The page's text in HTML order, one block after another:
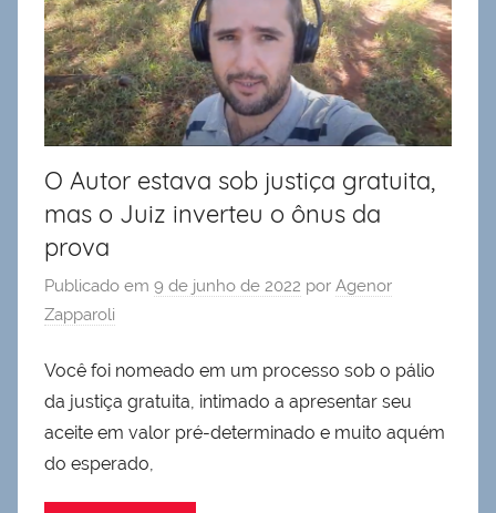
O Autor estava sob justiça gratuita,
mas o Juiz inverteu o ônus da
prova
Publicado em 9 de junho de 2022 por Agenor
Zapparoli
Você foi nomeado em um processo sob o pálio
da justiça gratuita, intimado a apresentar seu
aceite em valor pré-determinado e muito aquém
do esperado,